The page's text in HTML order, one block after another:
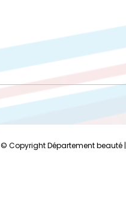
© Copyright Département beauté |